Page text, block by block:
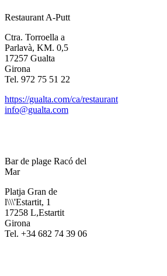
Restaurant A-Putt
Ctra. Torroella a
Parlavà, KM. 0,5
17257 Gualta
Girona
Tel. 972 75 51 22
https://gualta.com/ca/restaurant
info@gualta.com
Bar de plage Racó del
Mar
Platja Gran de
l\\\'Estartit, 1
17258 L,Estartit
Girona
Tel. +34 682 74 39 06